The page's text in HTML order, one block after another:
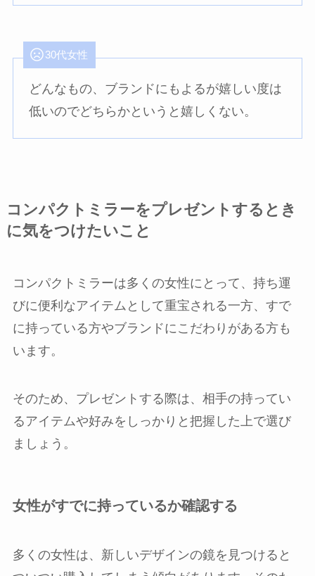
30代女性
どんなもの、ブランドにもよるが嬉しい度は
低いのでどちらかというと嬉しくない。
コンパクトミラーをプレゼントするとき
に気をつけたいこと
コンパクトミラーは多くの女性にとって、持ち運
びに便利なアイテムとして重宝される一方、すで
に持っている方やブランドにこだわりがある方も
います。
そのため、プレゼントする際は、相手の持ってい
るアイテムや好みをしっかりと把握した上で選び
ましょう。
女性がすでに持っているか確認する
多くの女性は、新しいデザインの鏡を見つけると